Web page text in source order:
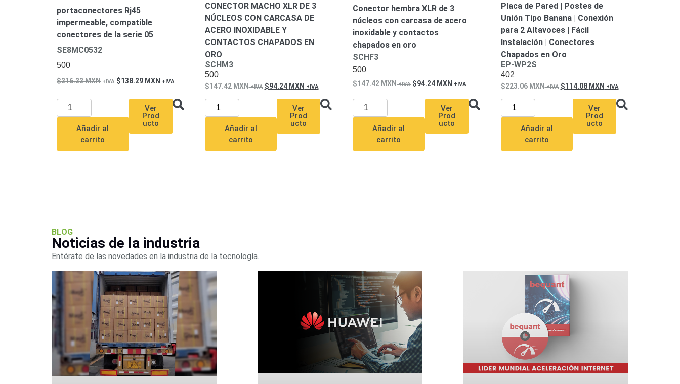
portaconectores Rj45
impermeable, compatible
conectores de la serie 05
SE8MC0532
500
216.22MXN 138.29 MXN
Añadir al
carrito
Ver
Prod
ucto
CONECTOR MACHO XLR DE 3
NÚCLEOS CON CARCASA DE
ACERO INOXIDABLE Y
CONTACTOS CHAPADOS EN
ORO
SCHM3
500
147.42MXN 94.24 MXN
Añadir al
carrito
Ver
Prod
ucto
Conector hembra XLR de 3
núcleos con carcasa de acero
inoxidable y contactos
chapados en oro
SCHF3
500
147.42MXN 94.24 MXN
Añadir al
carrito
Ver
Prod
ucto
Placa de Pared | Postes de
Unión Tipo Banana | Conexión
para 2 Altavoces | Fácil
Instalación | Conectores
Chapados en Oro
EP-WP2S
402
223.06MXN 114.08 MXN
Añadir al
carrito
Ver
Prod
ucto
BLOG
Noticias de la industria
Entérate de las novedades en la industria de la tecnología.